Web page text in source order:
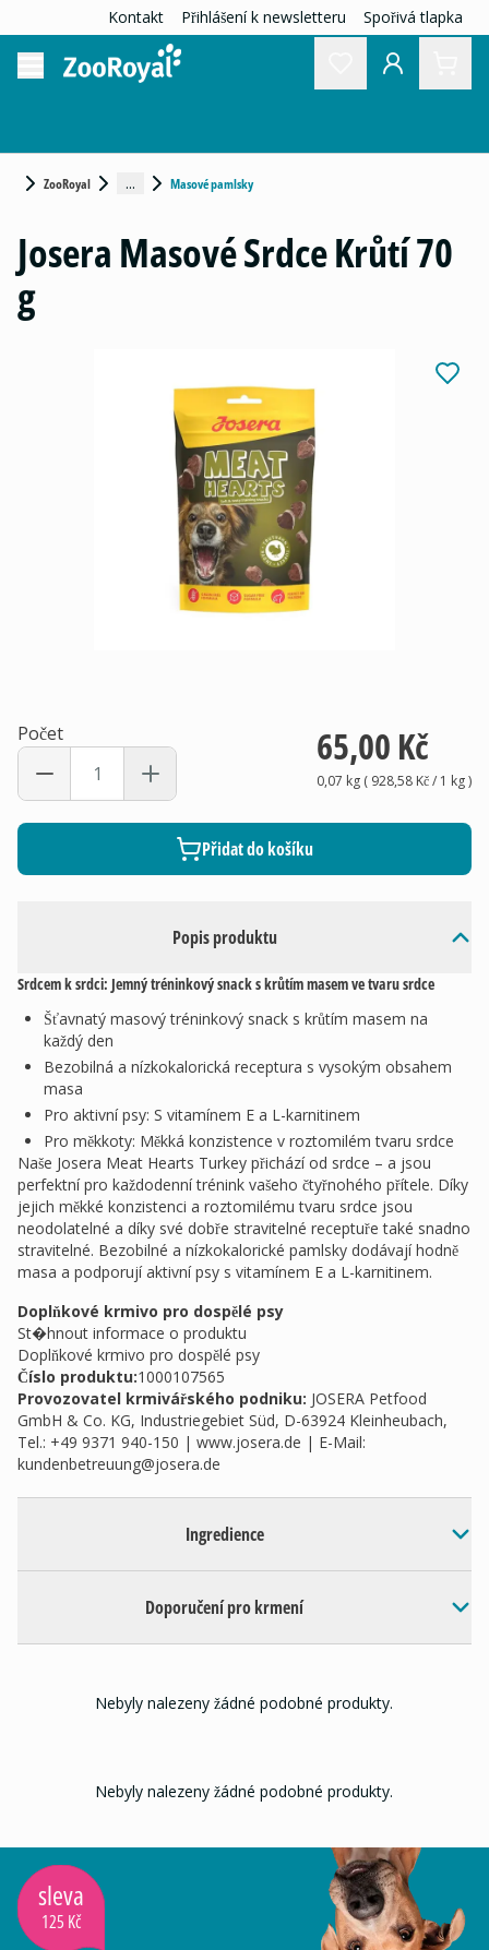
Kontakt Přihlášení k newsletteru Spořivá tlapka
ZooRoyal ... Masové pamlsky
Popis produktu
Srdcem k srdci: Jemný tréninkový snack s krůtím masem ve tvaru srdce
Šťavnatý masový tréninkový snack s krůtím masem na
každý den
Bezobilná a nízkokalorická receptura s vysokým obsahem
masa
Pro aktivní psy: S vitamínem E a L-karnitinem
Pro měkkoty: Měkká konzistence v roztomilém tvaru srdce
Naše Josera Meat Hearts Turkey přichází od srdce – a jsou
perfektní pro každodenní trénink vašeho čtyřnohého přítele. Díky
jejich měkké konzistenci a roztomilému tvaru srdce jsou
neodolatelné a díky své dobře stravitelné receptuře také snadno
stravitelné. Bezobilné a nízkokalorické pamlsky dodávají hodně
masa a podporují aktivní psy s vitamínem E a L-karnitinem.
Doplňkové krmivo pro dospělé psy
St�hnout informace o produktu
Doplňkové krmivo pro dospělé psy
Číslo produktu:1000107565
Provozovatel krmivářského podniku: JOSERA Petfood
GmbH & Co. KG, Industriegebiet Süd, D-63924 Kleinheubach,
Tel.: +49 9371 940-150 | www.josera.de | E-Mail:
kundenbetreuung@josera.de
Ingredience
Doporučení pro krmení
Josera Masové Srdce Krůtí 70
g
Počet 65,00 Kč
0,07 kg( 928,58 Kč/ 1 kg)
Přidat do košíku
Nebyly nalezeny žádné podobné produkty.
Nebyly nalezeny žádné podobné produkty.
sleva
125 Kč